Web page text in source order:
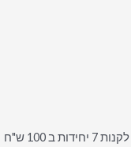
אני רוצה להגיד פשוט ואוו!! לא להאמין שאפשר לקנות 7 יחידות ב 100 ש"ח